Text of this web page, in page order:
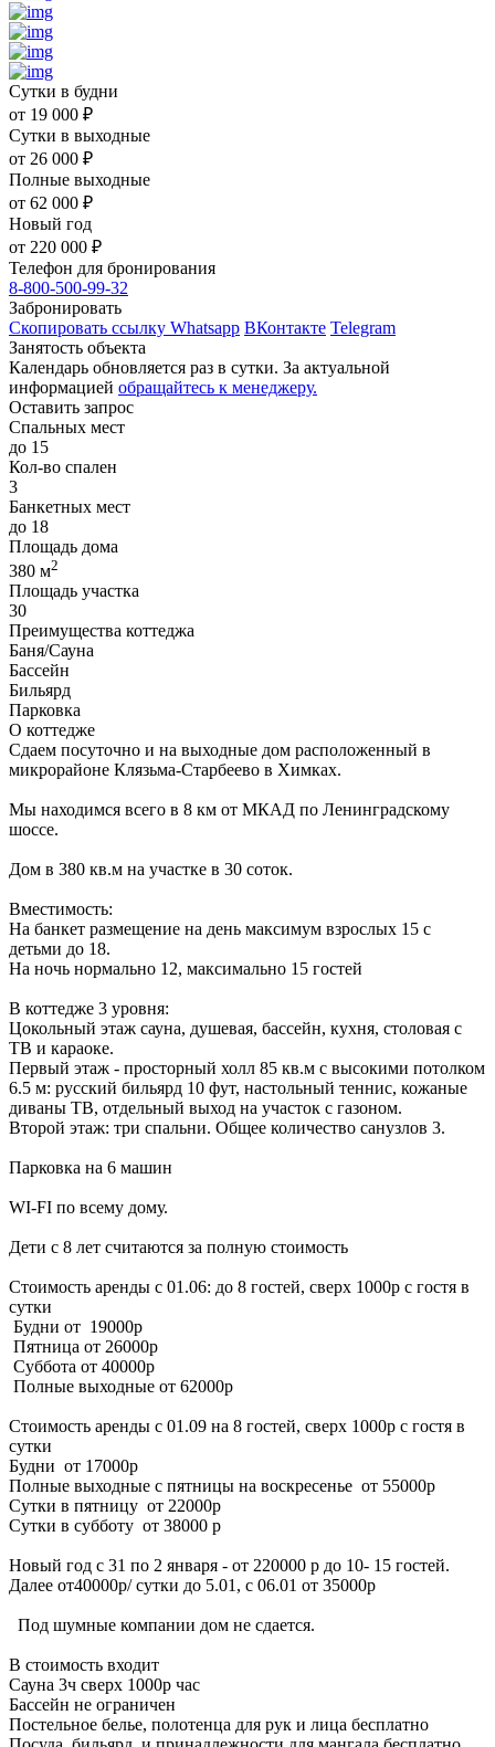
Сутки в будни
от 19 000 ₽
Сутки в выходные
от 26 000 ₽
Полные выходные
от 62 000 ₽
Новый год
от 220 000 ₽
Телефон для бронирования
8-800-500-99-32
Забронировать
Скопировать ссылку Whatsapp ВКонтакте Telegram
Занятость объекта
Календарь обновляется раз в сутки. За актуальной
информацией обращайтесь к менеджеру.
Оставить запрос
Спальных мест
до 15
Кол-во спален
3
Банкетных мест
до 18
Площадь дома
380 м2
Площадь участка
30
Преимущества коттеджа
Баня/Сауна
Бассейн
Бильярд
Парковка
О коттедже
Сдаем посуточно и на выходные дом расположенный в
микрорайоне Клязьма-Старбеево в Химках.
Мы находимся всего в 8 км от МКАД по Ленинградскому
шоссе.
Дом в 380 кв.м на участке в 30 соток.
Вместимость:
На банкет размещение на день максимум взрослых 15 с
детьми до 18.
На ночь нормально 12, максимально 15 гостей
В коттедже 3 уровня:
Цокольный этаж сауна, душевая, бассейн, кухня, столовая с
ТВ и караоке.
Первый этаж - просторный холл 85 кв.м с высокими потолком
6.5 м: русский бильярд 10 фут, настольный теннис, кожаные
диваны ТВ, отдельный выход на участок с газоном.
Второй этаж: три спальни. Общее количество санузлов 3.
Парковка на 6 машин
WI-FI по всему дому.
Дети с 8 лет считаются за полную стоимость
Стоимость аренды с 01.06: до 8 гостей, сверх 1000р с гостя в
сутки
Будни от 19000р
Пятница от 26000р
Суббота от 40000р
Полные выходные от 62000р
Стоимость аренды с 01.09 на 8 гостей, сверх 1000р с гостя в
сутки
Будни от 17000р
Полные выходные с пятницы на воскресенье от 55000р
Сутки в пятницу от 22000р
Сутки в субботу от 38000 р
Новый год с 31 по 2 января - от 220000 р до 10- 15 гостей.
Далее от40000р/ сутки до 5.01, с 06.01 от 35000р
Под шумные компании дом не сдается.
В стоимость входит
Сауна 3ч сверх 1000р час
Бассейн не ограничен
Постельное белье, полотенца для рук и лица бесплатно